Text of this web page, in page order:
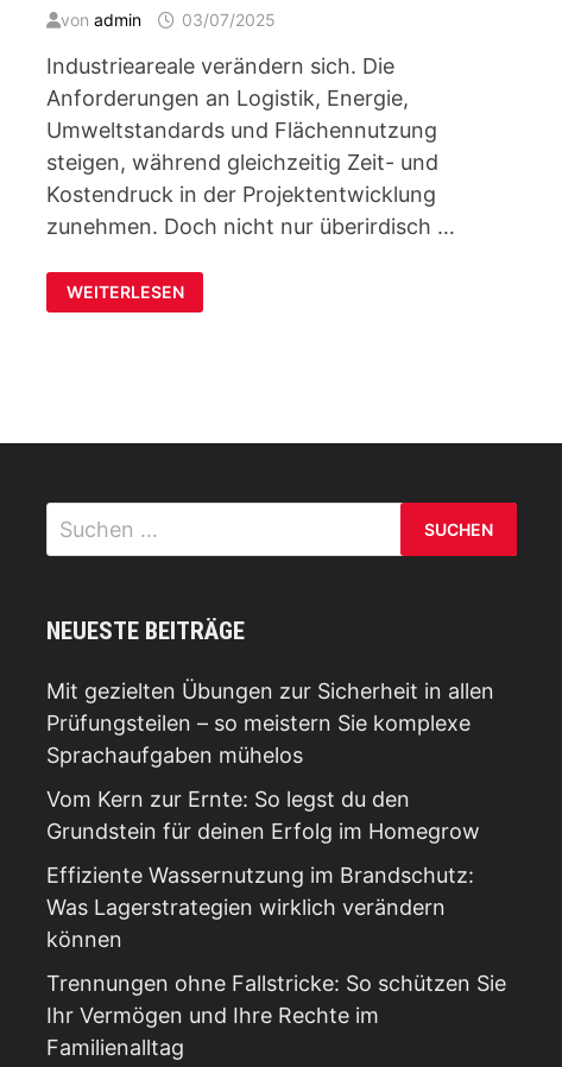
von admin 03/07/2025
Industrieareale verändern sich. Die
Anforderungen an Logistik, Energie,
Umweltstandards und Flächennutzung
steigen, während gleichzeitig Zeit- und
Kostendruck in der Projektentwicklung
zunehmen. Doch nicht nur überirdisch …
ZWISCHEN
VORSORGE
UND
WEITERLESEN
Suchen
nach:
NEUESTE BEITRÄGE
Mit gezielten Übungen zur Sicherheit in allen
Prüfungsteilen – so meistern Sie komplexe
Sprachaufgaben mühelos
Vom Kern zur Ernte: So legst du den
Grundstein für deinen Erfolg im Homegrow
Effiziente Wassernutzung im Brandschutz:
Was Lagerstrategien wirklich verändern
können
Trennungen ohne Fallstricke: So schützen Sie
Ihr Vermögen und Ihre Rechte im
Familienalltag